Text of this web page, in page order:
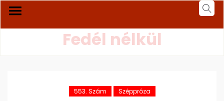
Fedél nélkül
553. Szám Széppróza